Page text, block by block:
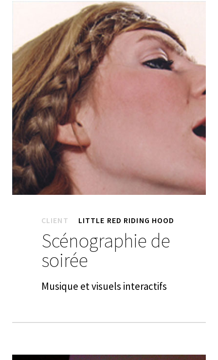
CLIENT LITTLE RED RIDING HOOD
Scénographie de
soirée
Musique et visuels interactifs